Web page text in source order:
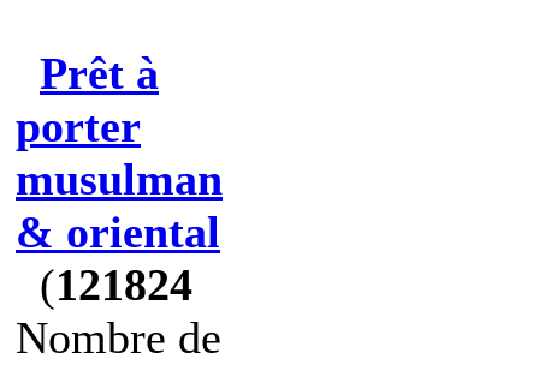
Prêt à
porter
musulman
& oriental
(121824
Nombre de